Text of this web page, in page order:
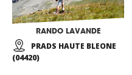
RANDO LAVANDE
PRADS HAUTE BLEONE
(04420)